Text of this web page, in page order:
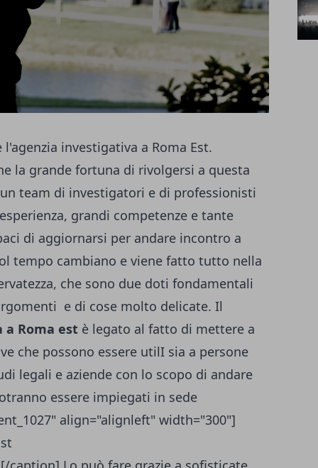
investigativa a Roma Est.
la grande fortuna di rivolgersi a questa
team di investigatori e di professionisti
grandi competenze e tante
di aggiornarsi per andare incontro a
tempo cambiano e viene fatto tutto nella
che sono due doti fondamentali
e di cose molto delicate. Il
a Roma est è legato al fatto di mettere a
che possono essere utilI sia a persone
legali e aziende con lo scopo di andare
essere impiegati in sede
align="alignleft" width="300"]